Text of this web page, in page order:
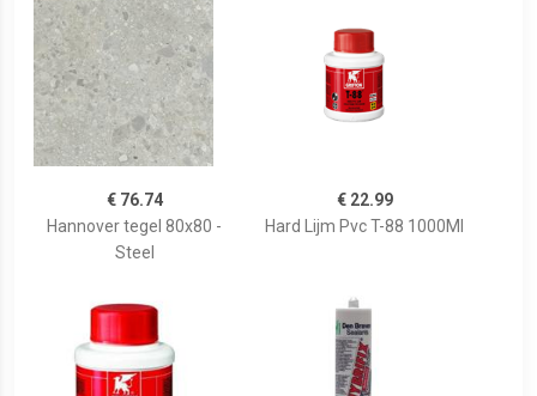
€ 76.74
Hannover tegel 80x80 -
Steel
€ 22.99
Hard Lijm Pvc T-88 1000Ml